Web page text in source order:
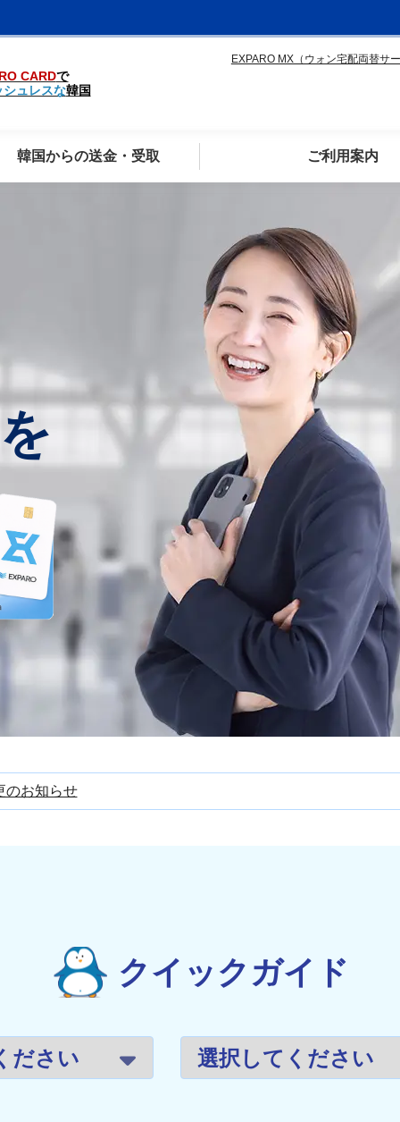
CARDで
シュレスな韓国
EXPARO MX（ウォン宅配両替サー
韓国からの送金・受取 ご利用案内
のお知らせ
クイックガイド